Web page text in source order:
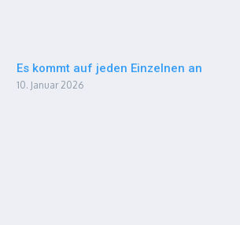
Es kommt auf jeden Einzelnen an
10. Januar 2026